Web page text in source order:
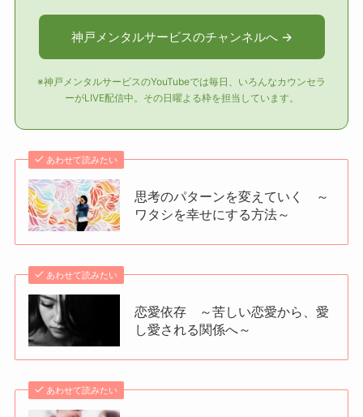
神戸メンタルサービスのチャンネルへ →
※神戸メンタルサービスのYouTubeでは毎日、いろんなカウンセラ
ーがLIVE配信中。その日曜よる枠を担当しています。
あわせて読みたい
思考のパターンを変えていく ～
ワタシを幸せにする方法～
あわせて読みたい
恋愛依存 ～苦しい恋愛から、愛
し愛される関係へ～
あわせて読みたい